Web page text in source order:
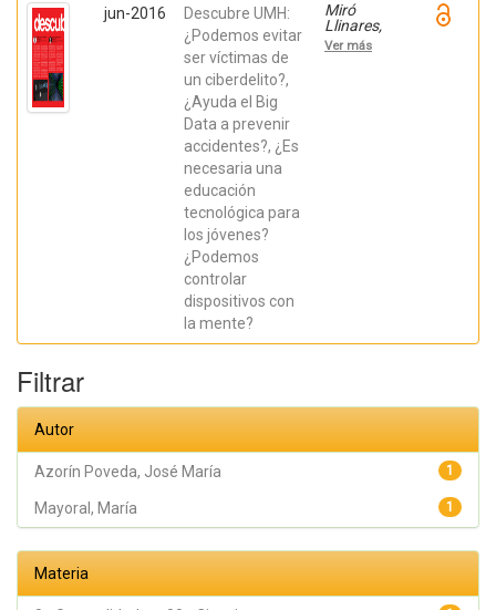
jun-2016
Descubre UMH:
¿Podemos evitar
ser víctimas de
un ciberdelito?,
¿Ayuda el Big
Data a prevenir
accidentes?, ¿Es
necesaria una
educación
tecnológica para
los jóvenes?
¿Podemos
controlar
dispositivos con
la mente?
Miró
Llinares,
Fernando;
Úbeda
Ver más
Filtrar
Autor
1
Azorín Poveda, José María
1
Mayoral, María
Materia